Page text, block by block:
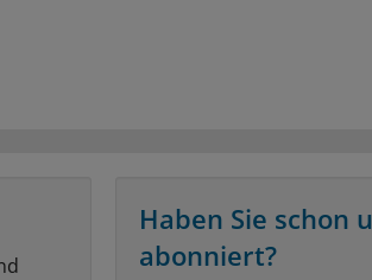
Haben Sie schon
abonniert?